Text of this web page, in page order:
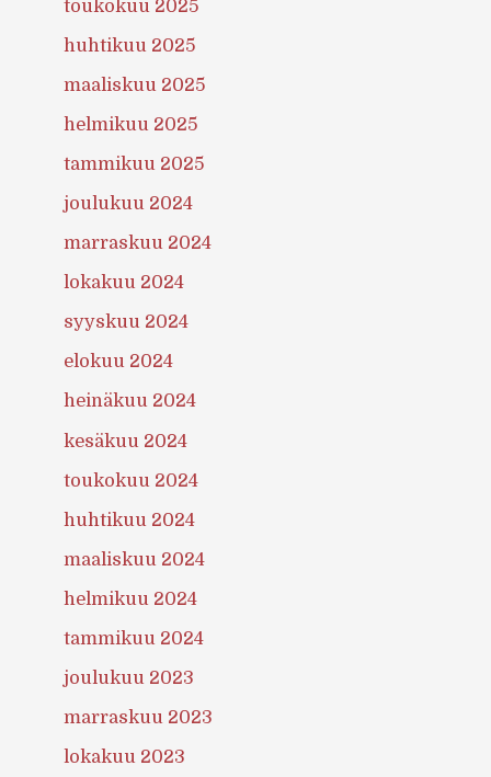
toukokuu 2025
huhtikuu 2025
maaliskuu 2025
helmikuu 2025
tammikuu 2025
joulukuu 2024
marraskuu 2024
lokakuu 2024
syyskuu 2024
elokuu 2024
heinäkuu 2024
kesäkuu 2024
toukokuu 2024
huhtikuu 2024
maaliskuu 2024
helmikuu 2024
tammikuu 2024
joulukuu 2023
marraskuu 2023
lokakuu 2023